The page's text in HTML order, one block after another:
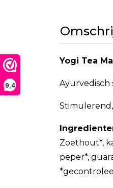
9,4
Yogi Tea
Ayurvedisch
Zoethout*,
peper*,